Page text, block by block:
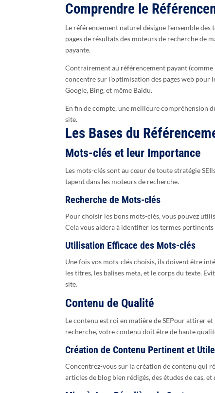
Comprendre le
Le référencement naturel désigne l’ensemble
pages de résultats des moteurs de recherche de
payante.
Contrairement au référencement payant (comme
concentre sur l’optimisation des pages web
Google, Bing, et même Baidu.
En fin de compte, une meilleure compréhension
site.
Les Bases du
Mots-clés et leur Importance
Les mots-clés sont au cœur de toute stratégie
tapent dans les moteurs de recherche.
Recherche de Mots-clés
Pour choisir les bons mots-clés, vous pouvez
Cela vous aidera à identifier les termes
Utilisation Efficace des Mots-clés
Une fois vos mots-clés choisis, ils doivent être
les titres, les balises meta, et le corps du texte.
site.
Contenu de Qualité
Le contenu est roi en matière de SEPour attirer
recherche, votre contenu doit être de haute
Création de Contenu Pertinent et Utile
Concentrez-vous sur la création de contenu qui
articles de blog bien rédigés, des études de cas,